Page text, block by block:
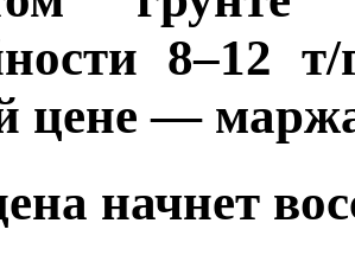
8–12
цене —
начнет